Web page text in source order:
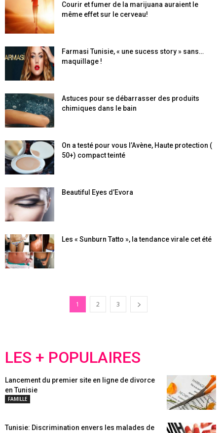
Courir et fumer de la marijuana auraient le
même effet sur le cerveau!
Farmasi Tunisie, « une sucess story » sans…
maquillage !
Astuces pour se débarrasser des produits
chimiques dans le bain
On a testé pour vous l’Avène, Haute protection (
50+) compact teinté
Beautiful Eyes d’Evora
Les « Sunburn Tatto », la tendance virale cet été
1 2 3
LES + POPULAIRES
Lancement du premier site en ligne de divorce
en Tunisie
FAMILLE
Tunisie: Discrimination envers les malades de